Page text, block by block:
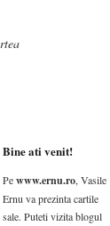
Bine ati venit!
Pewww.ernu.ro, Vasile
Ernu va prezinta cartile
sale. Puteti vizita blogul